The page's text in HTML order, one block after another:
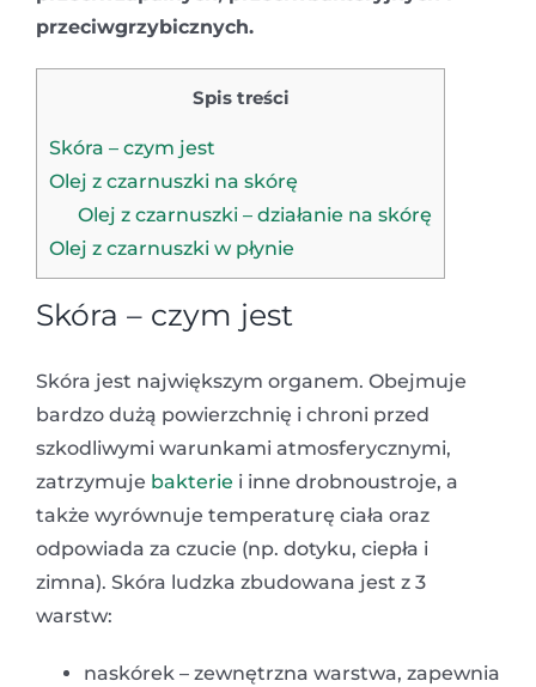
przeciwgrzybicznych.
Spis treści
Skóra – czym jest
Olej z czarnuszki na skórę
Olej z czarnuszki – działanie na skórę
Olej z czarnuszki w płynie
Skóra – czym jest
Skóra jest największym organem. Obejmuje
bardzo dużą powierzchnię i chroni przed
szkodliwymi warunkami atmosferycznymi,
zatrzymuje bakterie i inne drobnoustroje, a
także wyrównuje temperaturę ciała oraz
odpowiada za czucie (np. dotyku, ciepła i
zimna). Skóra ludzka zbudowana jest z 3
warstw:
naskórek – zewnętrzna warstwa, zapewnia